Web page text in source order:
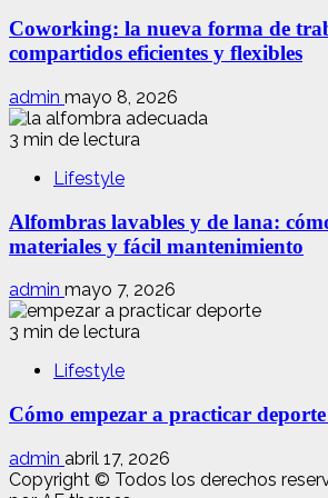
Coworking: la nueva forma de
compartidos eficientes y flexibles
admin mayo 8, 2026
3 min de lectura
Lifestyle
Alfombras lavables y de lana:
materiales y fácil mantenimiento
admin mayo 7, 2026
3 min de lectura
Lifestyle
Cómo empezar a practicar
admin abril 17, 2026
Copyright © Todos los derechos